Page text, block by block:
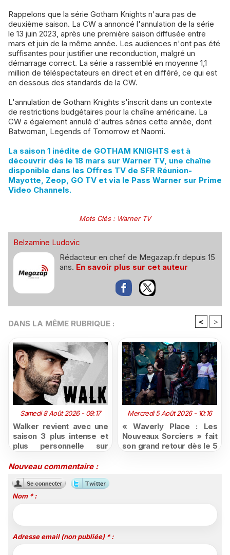
Rappelons que la série Gotham Knights n'aura pas de
deuxième saison. La CW a annoncé l'annulation de la série
le 13 juin 2023, après une première saison diffusée entre
mars et juin de la même année. Les audiences n'ont pas été
suffisantes pour justifier une reconduction, malgré un
démarrage correct. La série a rassemblé en moyenne 1,1
million de téléspectateurs en direct et en différé, ce qui est
en dessous des standards de la CW.
L'annulation de Gotham Knights s'inscrit dans un contexte
de restrictions budgétaires pour la chaîne américaine. La
CW a également annulé d'autres séries cette année, dont
Batwoman, Legends of Tomorrow et Naomi.
La saison 1 inédite de GOTHAM KNIGHTS est à
découvrir dès le 18 mars sur Warner TV, une chaîne
disponible dans les Offres TV de SFR Réunion-
Mayotte, Zeop, GO TV et via le Pass Warner sur Prime
Video Channels.
Mots Clés: Warner TV
Belzamine Ludovic
Rédacteur en chef de Megazap.fr depuis 15
ans. En savoir plus sur cet auteur
DANS LA MÊME RUBRIQUE : < >
Samedi 8 Août 2026 - 09:17
Walker revient avec une
saison 3 plus intense et
plus personnelle sur
Mercredi 5 Août 2026 - 10:16
« Waverly Place : Les
Nouveaux Sorciers » fait
son grand retour dès le 5
Nouveau commentaire :
Nom * :
Adresse email (non publiée) * :